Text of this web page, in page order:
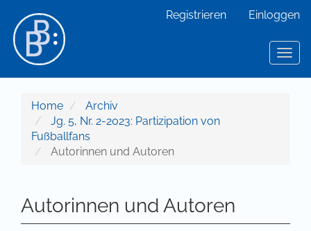
Hauptinhalt
Sidebar
Registrieren Einloggen
Home
Archiv
Jg. 5, Nr. 2-2023: Partizipation von
Fußballfans
Autorinnen und Autoren
Autorinnen und Autoren